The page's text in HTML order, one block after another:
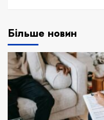
Більше новин